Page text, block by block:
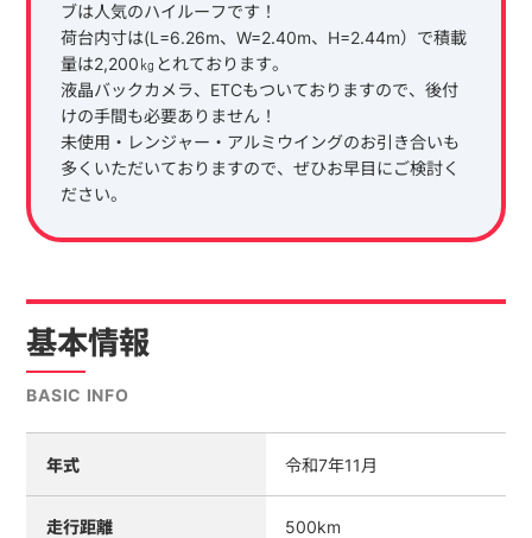
ブは人気のハイルーフです！
荷台内寸は(L=6.26m、W=2.40m、H=2.44m）で積載
量は2,200㎏とれております。
液晶バックカメラ、ETCもついておりますので、後付
けの手間も必要ありません！
未使用・レンジャー・アルミウイングのお引き合いも
多くいただいておりますので、ぜひお早目にご検討く
ださい。
基本情報
BASIC INFO
年式 令和7年11月
走行距離 500km